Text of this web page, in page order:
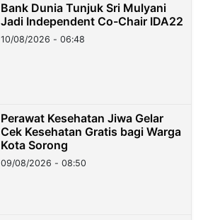
Bank Dunia Tunjuk Sri Mulyani
Jadi Independent Co-Chair IDA22
10/08/2026 - 06:48
Perawat Kesehatan Jiwa Gelar
Cek Kesehatan Gratis bagi Warga
Kota Sorong
09/08/2026 - 08:50